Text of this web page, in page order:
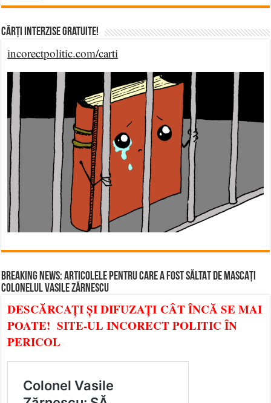
Cărți Interzise Gratuite!
incorectpolitic.com/carti
BREAKING NEWS: ARTICOLELE PENTRU CARE A FOST SĂLTAT DE MASCAȚI
COLONELUL VASILE ZĂRNESCU
DESCĂRCAȚI ȘI DIFUZAȚI CÂT ÎNCĂ SE MAI
POATE! SITE-UL INCORECT POLITIC ÎN
PERICOL